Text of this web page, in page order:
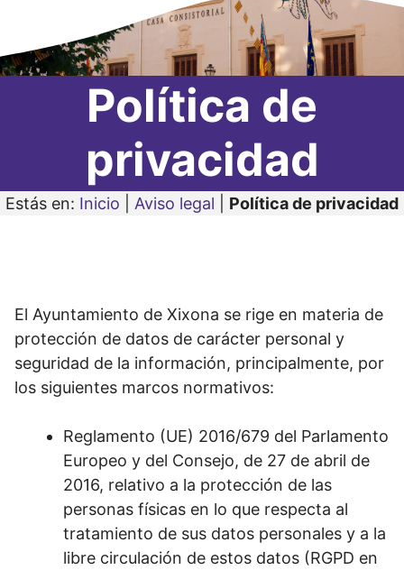
Política de
privacidad
Estás en: Inicio Aviso legal Política de privacidad
El Ayuntamiento de Xixona se rige en materia de
protección de datos de carácter personal y
seguridad de la información, principalmente, por
los siguientes marcos normativos:
Reglamento (UE) 2016/679 del Parlamento
Europeo y del Consejo, de 27 de abril de
2016, relativo a la protección de las
personas físicas en lo que respecta al
tratamiento de sus datos personales y a la
libre circulación de estos datos (RGPD en